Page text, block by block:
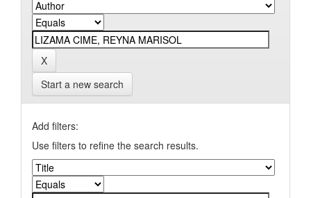
Start a new search
Add filters:
Use filters to refine the search results.